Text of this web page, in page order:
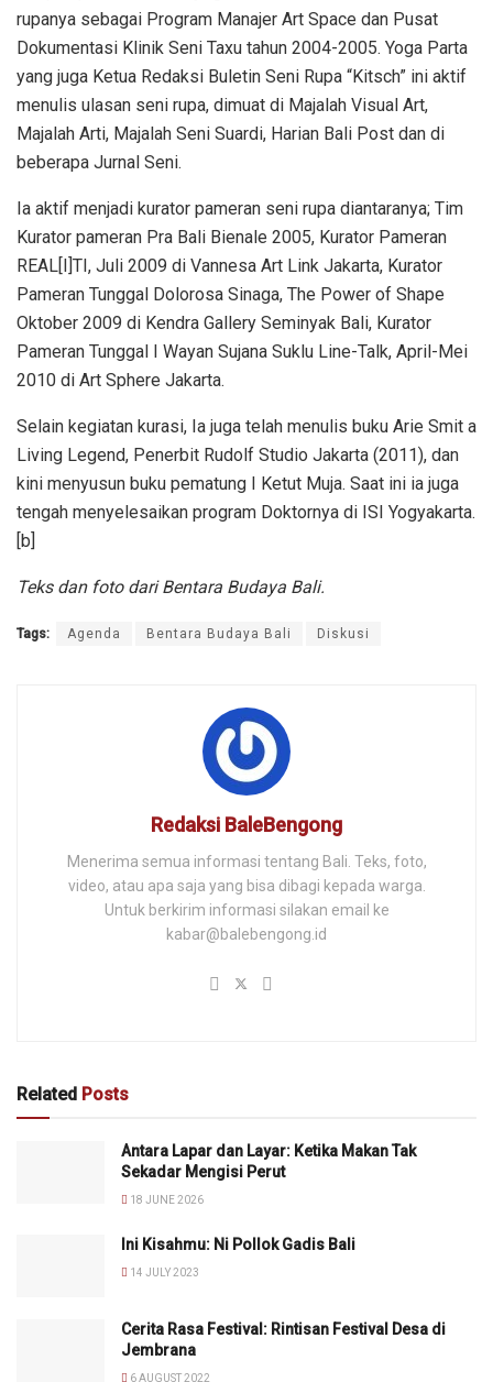
rupanya sebagai Program Manajer Art Space dan Pusat
Dokumentasi Klinik Seni Taxu tahun 2004-2005. Yoga Parta
yang juga Ketua Redaksi Buletin Seni Rupa “Kitsch” ini aktif
menulis ulasan seni rupa, dimuat di Majalah Visual Art,
Majalah Arti, Majalah Seni Suardi, Harian Bali Post dan di
beberapa Jurnal Seni.
Ia aktif menjadi kurator pameran seni rupa diantaranya; Tim
Kurator pameran Pra Bali Bienale 2005, Kurator Pameran
REAL[I]TI, Juli 2009 di Vannesa Art Link Jakarta, Kurator
Pameran Tunggal Dolorosa Sinaga, The Power of Shape
Oktober 2009 di Kendra Gallery Seminyak Bali, Kurator
Pameran Tunggal I Wayan Sujana Suklu Line-Talk, April-Mei
2010 di Art Sphere Jakarta.
Selain kegiatan kurasi, Ia juga telah menulis buku Arie Smit a
Living Legend, Penerbit Rudolf Studio Jakarta (2011), dan
kini menyusun buku pematung I Ketut Muja. Saat ini ia juga
tengah menyelesaikan program Doktornya di ISI Yogyakarta.
[b]
Teks dan foto dari Bentara Budaya Bali.
Tags: Agenda Bentara Budaya Bali Diskusi
Redaksi BaleBengong
Menerima semua informasi tentang Bali. Teks, foto,
video, atau apa saja yang bisa dibagi kepada warga.
Untuk berkirim informasi silakan email ke
kabar@balebengong.id
Related Posts
Antara Lapar dan Layar: Ketika Makan Tak
Sekadar Mengisi Perut
18 JUNE 2026
Ini Kisahmu: Ni Pollok Gadis Bali
14 JULY 2023
Cerita Rasa Festival: Rintisan Festival Desa di
Jembrana
6 AUGUST 2022